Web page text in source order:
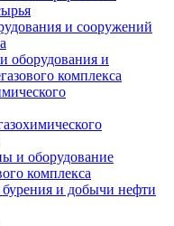
и сооружений
оборудования и
комплекса
и оборудование
комплекса
и добычи нефти